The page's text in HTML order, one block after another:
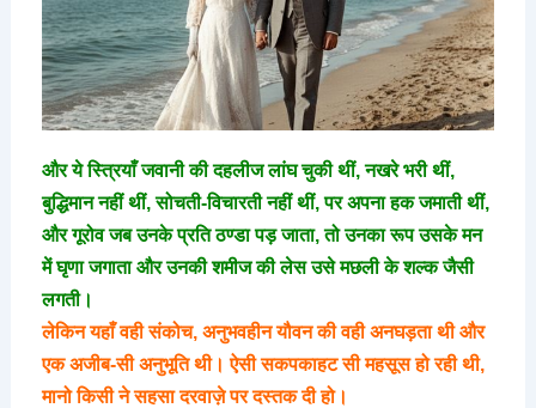
और ये स्त्रियाँ जवानी की दहलीज लांघ चुकी थीं, नखरे भरी थीं,
बुद्धिमान नहीं थीं, सोचती-विचारती नहीं थीं, पर अपना हक जमाती थीं,
और गूरोव जब उनके प्रति ठण्डा पड़ जाता, तो उनका रूप उसके मन
में घृणा जगाता और उनकी शमीज की लेस उसे मछली के शल्क जैसी
लगती।
लेकिन यहाँ वही संकोच, अनुभवहीन यौवन की वही अनघड़ता थी और
एक अजीब-सी अनुभूति थी। ऐसी सकपकाहट सी महसूस हो रही थी,
मानो किसी ने सहसा दरवाज़े पर दस्तक दी हो।